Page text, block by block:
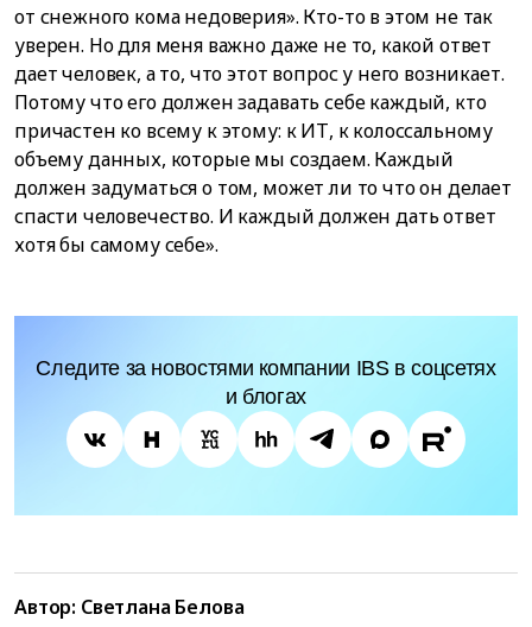
от снежного кома недоверия». Кто-то в этом не так
уверен. Но для меня важно даже не то, какой ответ
дает человек, а то, что этот вопрос у него возникает.
Потому что его должен задавать себе каждый, кто
причастен ко всему к этому: к ИТ, к колоссальному
объему данных, которые мы создаем. Каждый
должен задуматься о том, может ли то что он делает
спасти человечество. И каждый должен дать ответ
хотя бы самому себе».
Следите за новостями компании IBS в соцсетях
и блогах
Автор: Светлана Белова